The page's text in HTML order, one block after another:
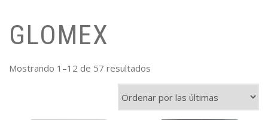
GLOMEX
Mostrando 1–12 de 57 resultados